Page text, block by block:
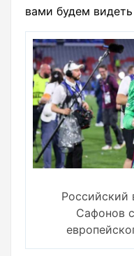
вами будем
Сафонов